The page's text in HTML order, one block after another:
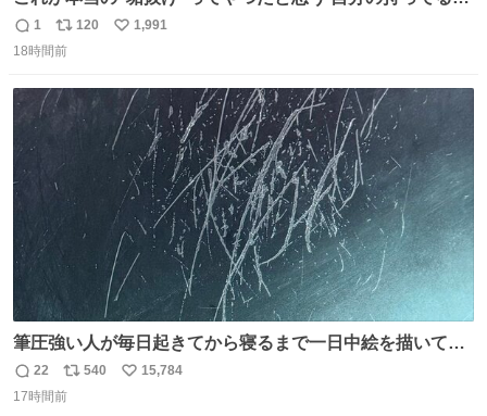
テンシャルを最大限活かしてるもん 私も整形とかじゃなく
て、こういう垢抜け方したい
返
信
1
リ
ポ
ト
120
い
1,991
18時間前
筆圧強い人が毎日起きてから寝るまで一日中絵を描いてる
とこうなる。 異常事態です。
返
信
22
リ
ポ
540
い
15,784
17時間前